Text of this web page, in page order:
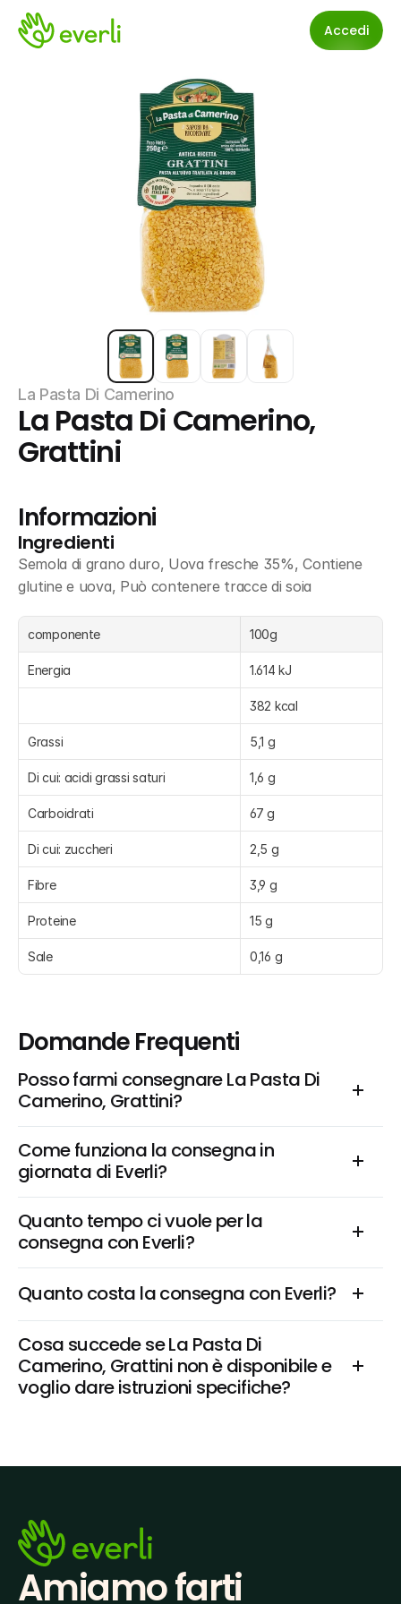
Accedi
La Pasta Di Camerino
La Pasta Di Camerino,
Grattini
Informazioni
Ingredienti
Semola di grano duro, Uova fresche 35%, Contiene
glutine e uova, Può contenere tracce di soia
componente 100g
Energia 1.614 kJ
382 kcal
Grassi 5,1 g
Di cui: acidi grassi saturi 1,6 g
Carboidrati 67 g
Di cui: zuccheri 2,5 g
Fibre 3,9 g
Proteine 15 g
Sale 0,16 g
Domande Frequenti
Posso farmi consegnare La Pasta Di
Camerino, Grattini?
Come funziona la consegna in
giornata di Everli?
Quanto tempo ci vuole per la
consegna con Everli?
Quanto costa la consegna con Everli?
Cosa succede se La Pasta Di
Camerino, Grattini non è disponibile e
voglio dare istruzioni specifiche?
Amiamo farti